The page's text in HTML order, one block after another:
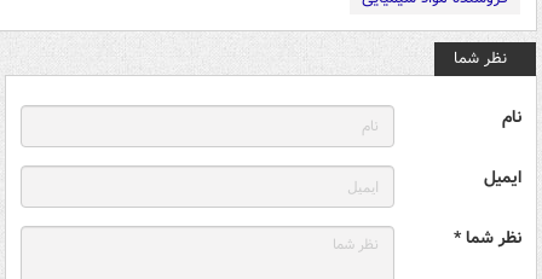
نظر شما
نام
ایمیل
نظر شما *